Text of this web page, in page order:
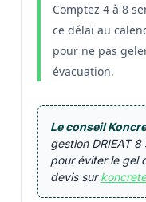
Comptez 4 à 8
ce délai au
pour ne pas
évacuation.
Le conseil
gestion DRIEAT
pour éviter le gel
devis sur